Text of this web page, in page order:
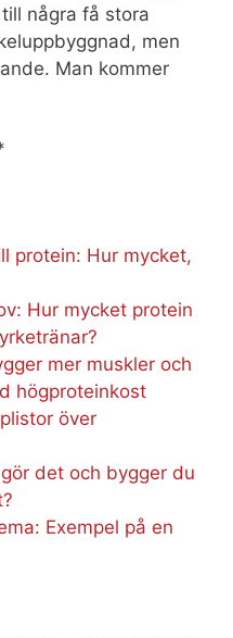
några få stora
men
Man kommer
protein: Hur mycket,
Hur mycket protein
mer muskler och
högproteinkost
över
det och bygger du
Exempel på en